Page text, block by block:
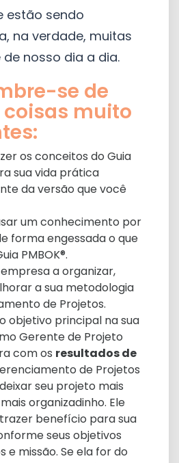
estão sendo
na verdade, muitas
nosso dia a dia.
se de
muito
os conceitos do Guia
sua vida prática
da versão que você
um conhecimento por
forma engessada o que
PMBOK®.
a organizar,
a sua metodologia
de Projetos.
objetivo principal na sua
Gerente de Projeto
com os resultados de
de Projetos
seu projeto mais
organizadinho. Ele
benefício para sua
seus objetivos
e missão. Se ela for do